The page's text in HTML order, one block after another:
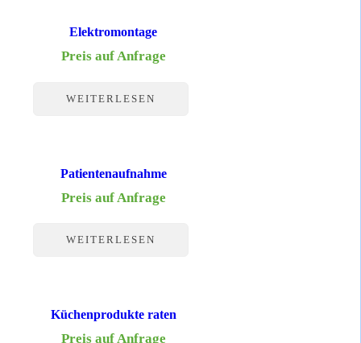
Elektromontage
Preis auf Anfrage
WEITERLESEN
Patientenaufnahme
Preis auf Anfrage
WEITERLESEN
Küchenprodukte raten
Preis auf Anfrage